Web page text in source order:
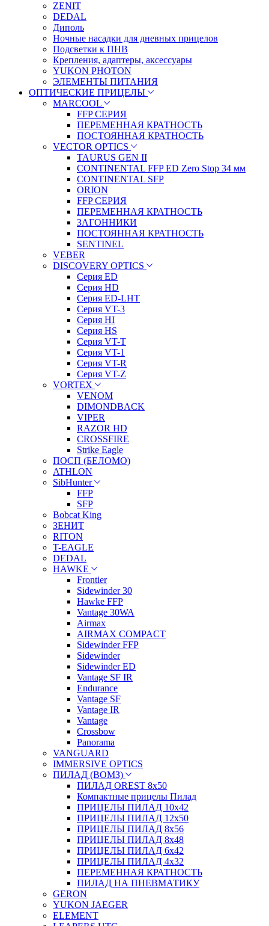
ZENIT
DEDAL
Диполь
Ночные насадки для дневных прицелов
Подсветки к ПНВ
Крепления, адаптеры, аксессуары
YUKON PHOTON
ЭЛЕМЕНТЫ ПИТАНИЯ
ОПТИЧЕСКИЕ ПРИЦЕЛЫ
MARCOOL
FFP СЕРИЯ
ПЕРЕМЕННАЯ КРАТНОСТЬ
ПОСТОЯННАЯ КРАТНОСТЬ
VECTOR OPTICS
TAURUS GEN II
CONTINENTAL FFP ED Zero Stop 34 мм
CONTINENTAL SFP
ORION
FFP СЕРИЯ
ПЕРЕМЕННАЯ КРАТНОСТЬ
ЗАГОННИКИ
ПОСТОЯННАЯ КРАТНОСТЬ
SENTINEL
VEBER
DISCOVERY OPTICS
Серия ED
Серия HD
Серия ED-LHT
Серия VT-3
Серия HI
Серия HS
Серия VT-T
Серия VT-1
Серия VT-R
Серия VT-Z
VORTEX
VENOM
DIMONDBACK
VIPER
RAZOR HD
CROSSFIRE
Strike Eagle
ПОСП (БЕЛОМО)
ATHLON
SibHunter
FFP
SFP
Bobcat King
ЗЕНИТ
RITON
T-EAGLE
DEDAL
HAWKE
Frontier
Sidewinder 30
Hawke FFP
Vantage 30WA
Airmax
AIRMAX COMPACT
Sidewinder FFP
Sidewinder
Sidewinder ED
Vantage SF IR
Endurance
Vantage SF
Vantage IR
Vantage
Crossbow
Panorama
VANGUARD
IMMERSIVE OPTICS
ПИЛАД (ВОМЗ)
ПИЛАД OREST 8х50
Компактные прицелы Пилад
ПРИЦЕЛЫ ПИЛАД 10х42
ПРИЦЕЛЫ ПИЛАД 12х50
ПРИЦЕЛЫ ПИЛАД 8х56
ПРИЦЕЛЫ ПИЛАД 8х48
ПРИЦЕЛЫ ПИЛАД 6х42
ПРИЦЕЛЫ ПИЛАД 4х32
ПЕРЕМЕННАЯ КРАТНОСТЬ
ПИЛАД НА ПНЕВМАТИКУ
GERON
YUKON JAEGER
ELEMENT